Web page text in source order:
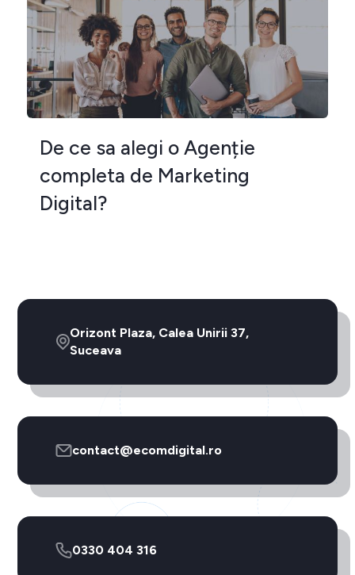
De ce sa alegi o Agenție
completa de Marketing
Digital?
Orizont Plaza, Calea Unirii 37,
Suceava
contact@ecomdigital.ro
0330 404 316